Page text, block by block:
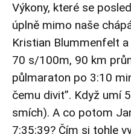
Výkony, které se
úplně mimo naše
Kristian Blummenfelt
70 s/100m, 90 km
půlmaraton po 3:10
čemu divit”. Když umí
smích). A co potom
7:35:39? Čím si tohle